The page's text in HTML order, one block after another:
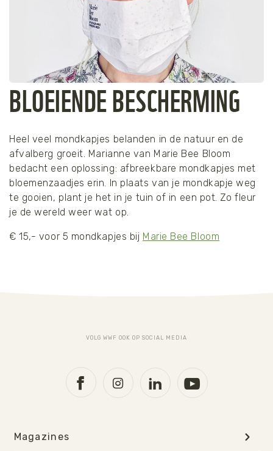
BLOEIENDE BESCHERMING
Heel veel mondkapjes belanden in de natuur en de
afvalberg groeit. Marianne van Marie Bee Bloom
bedacht een oplossing: afbreekbare mondkapjes met
bloemenzaadjes erin. In plaats van je mondkapje weg
te gooien, plant je het in je tuin of in een pot. Zo fleur
je de wereld weer wat op.
€ 15,- voor 5 mondkapjes bij Marie Bee Bloom
VOLG WWF OOK OP SOCIAL MEDIA
Magazines